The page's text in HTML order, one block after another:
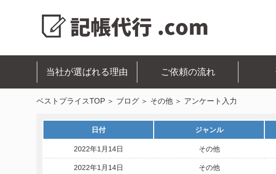
当社が選ばれる理由 ご依頼の流れ
ベストプライスTOP ブログ その他 アンケート入力
日付 ジャンル
2022年1月14日 その他
2022年1月14日 その他